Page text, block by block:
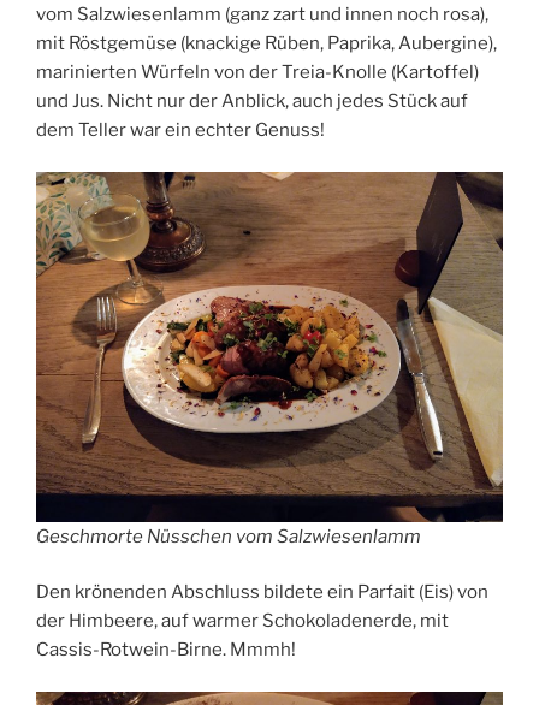
vom Salzwiesenlamm (ganz zart und innen noch rosa),
mit Röstgemüse (knackige Rüben, Paprika, Aubergine),
marinierten Würfeln von der Treia-Knolle (Kartoffel)
und Jus. Nicht nur der Anblick, auch jedes Stück auf
dem Teller war ein echter Genuss!
Geschmorte Nüsschen vom Salzwiesenlamm
Den krönenden Abschluss bildete ein Parfait (Eis) von
der Himbeere, auf warmer Schokoladenerde, mit
Cassis-Rotwein-Birne. Mmmh!